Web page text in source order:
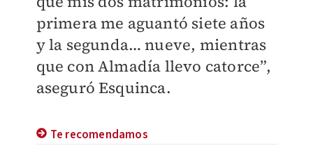
primera me aguantó siete años
y la segunda… nueve, mientras
que con Almadía llevo catorce”,
aseguró Esquinca.
Te recomendamos